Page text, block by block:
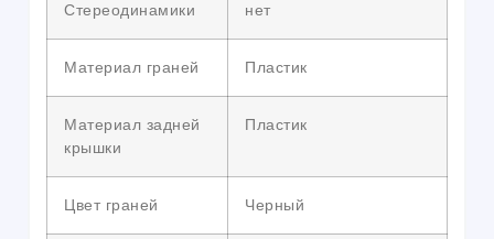
Стереодинамики нет
Материал граней Пластик
Материал задней
крышки
Пластик
Цвет граней Черный